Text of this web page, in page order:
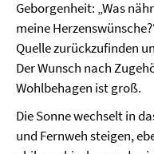
Geborgenheit: „Was
meine
Quelle zurückzufinden
Der Wunsch nach
Wohlbehagen ist groß.
Die Sonne wechselt in
und Fernweh steigen,